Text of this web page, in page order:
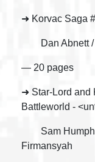
➜ Korvac Saga
Dan Abnett /
— 20 pages
➜ Star-Lord and
Battleworld -
Sam
Firmansyah